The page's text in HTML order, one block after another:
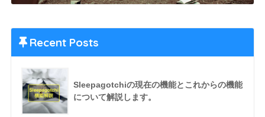
Recent Posts
Sleepagotchiの現在の機能とこれからの機能
について解説します。